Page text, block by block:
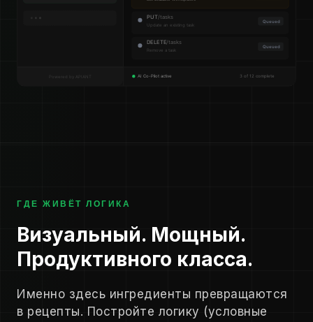
ГДЕ ЖИВЁТ ЛОГИКА
Визуальный. Мощный.
Продуктивного класса.
Именно здесь ингредиенты превращаются
в рецепты. Постройте логику (условные